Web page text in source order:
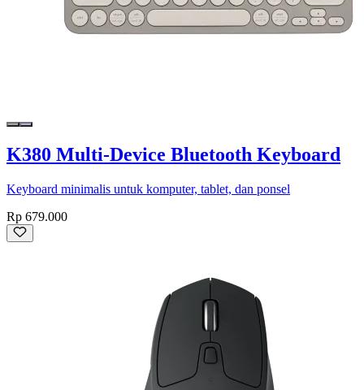
K380 Multi-Device Bluetooth Keyboard
Keyboard minimalis untuk komputer, tablet, dan ponsel
Rp 679.000